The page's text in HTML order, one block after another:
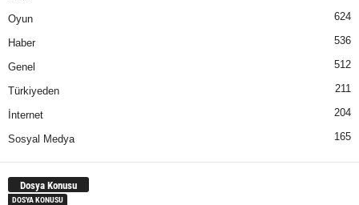
Oyun 624
Haber 536
Genel 512
Türkiyeden 211
İnternet 204
Sosyal Medya 165
Dosya Konusu
DOSYA KONUSU